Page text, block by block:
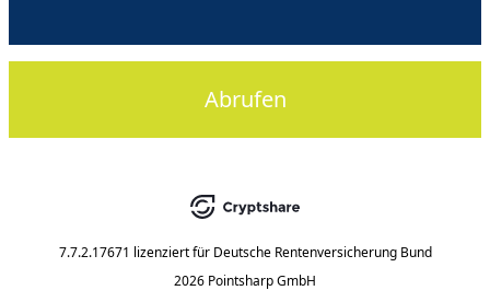
Abrufen
7.7.2.17671 lizenziert für Deutsche Rentenversicherung Bund
2026 Pointsharp GmbH